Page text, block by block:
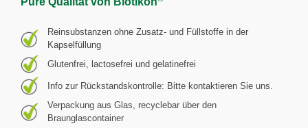
Reinsubstanzen ohne Zusatz- und Füllstoffe in der
Kapselfüllung
Glutenfrei, lactosefrei und gelatinefrei
Info zur Rückstandskontrolle: Bitte kontaktieren Sie uns.
Verpackung aus Glas, recyclebar über den
Braunglascontainer